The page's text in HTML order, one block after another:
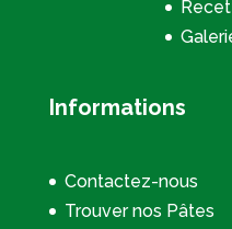
Informations
Contactez-nous
Trouver nos Pâtes